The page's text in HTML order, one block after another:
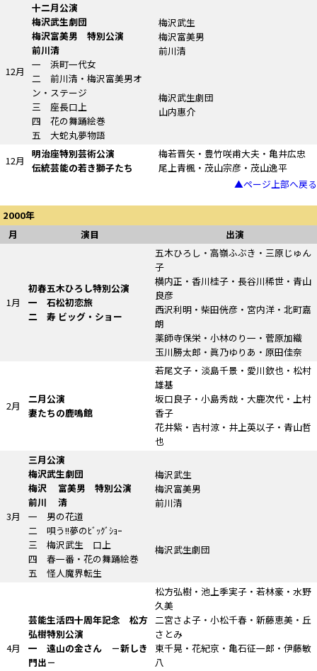
12月
十二月公演
梅沢武生劇団
梅沢富美男 特別公演
前川清
一 浜町一代女
二 前川清・梅沢富美男オ
ン・ステージ
三 座長口上
四 花の舞踊絵巻
五 大蛇丸夢物語
梅沢武生
梅沢富美男
前川清
梅沢武生劇団
山内惠介
12月
明治座特別芸術公演
伝統芸能の若き獅子たち
梅若晋矢・豊竹咲甫大夫・亀井広忠
尾上青楓・茂山宗彦・茂山逸平
▲ページ上部へ戻る
2000年
月
演目 出演
1月
初春五木ひろし特別公演
一 石松初恋旅
二 寿 ビッグ・ショー
五木ひろし・高嶺ふぶき・三原じゅん
子
横内正・香川桂子・長谷川稀世・青山
良彦
西沢利明・柴田侊彦・宮内洋・北町嘉
朗
薬師寺保栄・小林のり一・菅原加織
玉川勝太郎・眞乃ゆりあ・原田佳奈
2月
二月公演
妻たちの鹿鳴館
若尾文子・淡島千景・愛川欽也・松村
雄基
坂口良子・小島秀哉・大鹿次代・上村
香子
花井紫・吉村涼・井上英以子・青山哲
也
3月
三月公演
梅沢武生劇団
梅沢 富美男 特別公演
前川 清
一 男の花道
二 唄う!!夢のﾋﾞｯｸﾞｼｮｰ
三 梅沢武生 口上
四 春一番・花の舞踊絵巻
五 怪人魔界転生
梅沢武生
梅沢富美男
前川清
梅沢武生劇団
4月
芸能生活四十周年記念 松方
弘樹特別公演
一 遠山の金さん －新しき
門出－
松方弘樹・池上季実子・若林豪・水野
久美
二宮さよ子・小松千春・新藤恵美・丘
さとみ
東千晃・花紀京・亀石征一郎・伊藤敏
八